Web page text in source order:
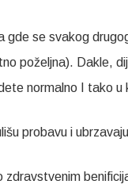
gde se svakog
poželjna). Dakle,
normalno I tako u
probavu i
zdravstvenim